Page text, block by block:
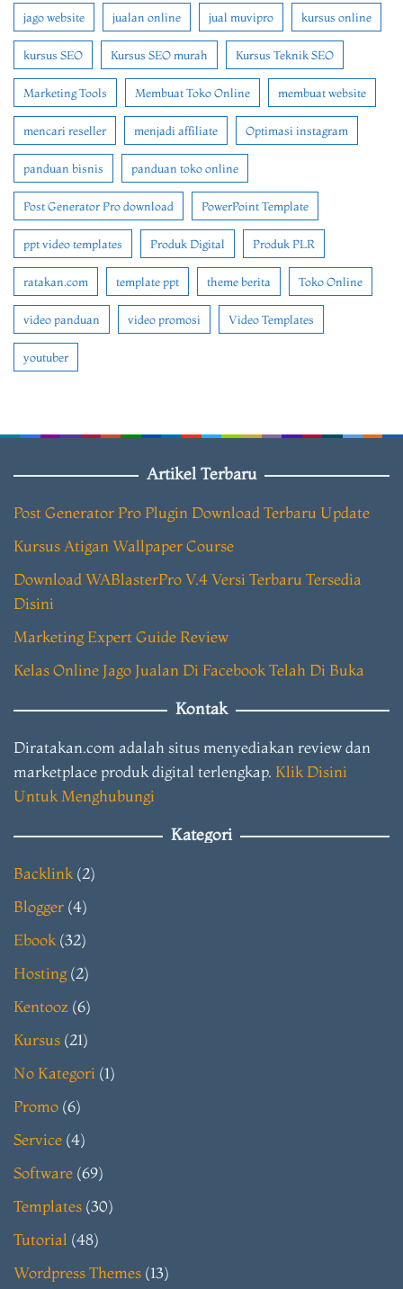
jago website jualan online jual muvipro kursus online
kursus SEO Kursus SEO murah Kursus Teknik SEO
Marketing Tools Membuat Toko Online membuat website
mencari reseller menjadi affiliate Optimasi instagram
panduan bisnis panduan toko online
Post Generator Pro download PowerPoint Template
ppt video templates Produk Digital Produk PLR
ratakan.com template ppt theme berita Toko Online
video panduan video promosi Video Templates
youtuber
Artikel Terbaru
Post Generator Pro Plugin Download Terbaru Update
Kursus Atigan Wallpaper Course
Download WABlasterPro V.4 Versi Terbaru Tersedia
Disini
Marketing Expert Guide Review
Kelas Online Jago Jualan Di Facebook Telah Di Buka
Kontak
Diratakan.com adalah situs menyediakan review dan
marketplace produk digital terlengkap. Klik Disini
Untuk Menghubungi
Kategori
Backlink (2)
Blogger (4)
Ebook (32)
Hosting(2)
Kentooz (6)
Kursus (21)
No Kategori (1)
Promo (6)
Service (4)
Software (69)
Templates (30)
Tutorial (48)
Wordpress Themes (13)